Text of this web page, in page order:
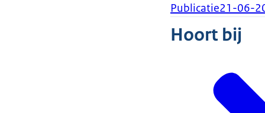
Publicatie21-06-
Hoort bij